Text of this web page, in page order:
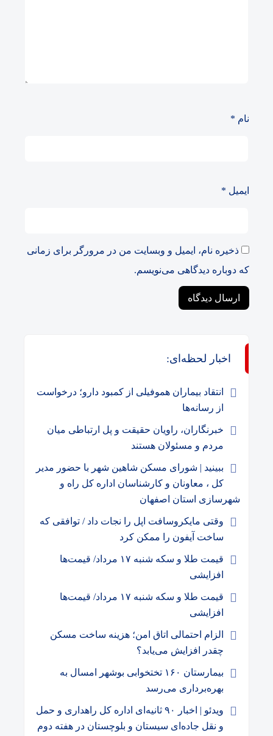
نام *
ایمیل *
ذخیره نام، ایمیل و وبسایت من در مرورگر برای زمانی
که دوباره دیدگاهی می‌نویسم.
اخبار لحظه‌ای:
انتقاد بیماران هموفیلی از کمبود دارو؛ درخواست
از رسانه‌ها
خبرنگاران، راویان حقیقت و پل ارتباطی میان
مردم و مسئولان هستند
ببینید | شورای مسکن شاهین شهر با حضور مدیر
کل ، معاونان و کارشناسان اداره کل راه و
شهرسازی استان اصفهان
وقتی مایکروسافت اپل را نجات داد / توافقی که
ساخت آیفون را ممکن کرد
قیمت طلا و سکه شنبه ۱۷ مرداد/ قیمت‌ها
افزایشی
قیمت طلا و سکه شنبه ۱۷ مرداد/ قیمت‌ها
افزایشی
الزام احتمالی اتاق امن؛ هزینه ساخت مسکن
چقدر افزایش می‌یابد؟
بیمارستان ۱۶۰ تختخوابی بوشهر امسال به
بهره‌برداری می‌رسد
ویدئو | اخبار ۹۰ ثانیه‌ای اداره کل راهداری و حمل
و نقل جاده‌ای سیستان و بلوچستان در هفته دوم